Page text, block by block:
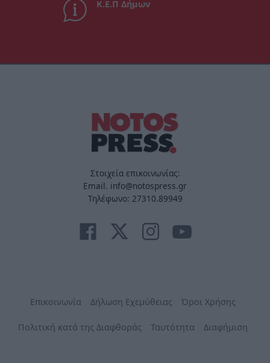
Κ.Ε.Π Δήμων
Στοιχεία επικοινωνίας:
Email. info@notospress.gr
Τηλέφωνο: 27310.89949
Επικοινωνία Δήλωση Εχεμύθειας Όροι Χρήσης
Πολιτική κατά της Διαφθοράς Ταυτότητα Διαφήμιση